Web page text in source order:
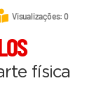
Visualizações: 0
física